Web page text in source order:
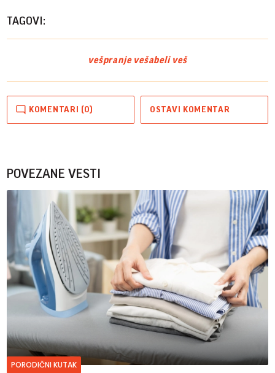
TAGOVI:
vešpranje vešabeli veš
KOMENTARI (0) OSTAVI KOMENTAR
POVEZANE VESTI
PORODIČNI KUTAK